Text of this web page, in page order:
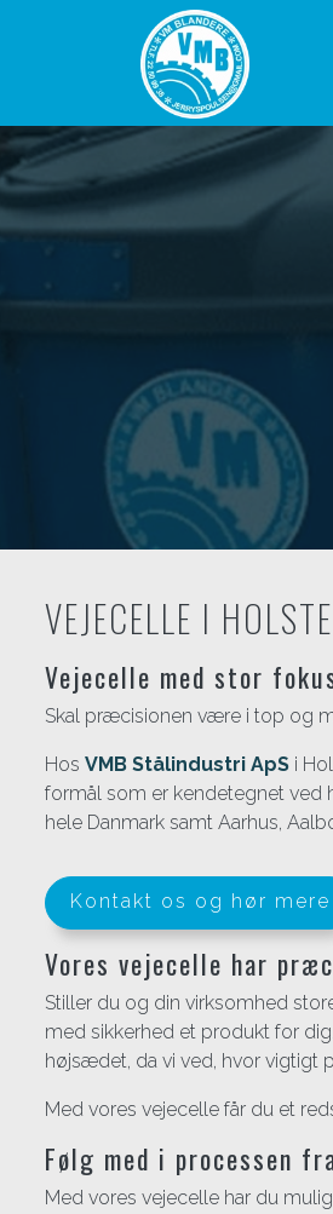
VEJECELLE I
Vejecelle med stor
Skal præcisionen være i top og
Hos VMB Stålindustri ApS i
formål som er kendetegnet ved
hele Danmark samt Aarhus,
Kontakt os og hør mere
Vores vejecelle har
Stiller du og din virksomhed
med sikkerhed et produkt for
højsædet, da vi ved, hvor vigtigt
Med vores vejecelle får du et
Følg med i processen
Med vores vejecelle har du